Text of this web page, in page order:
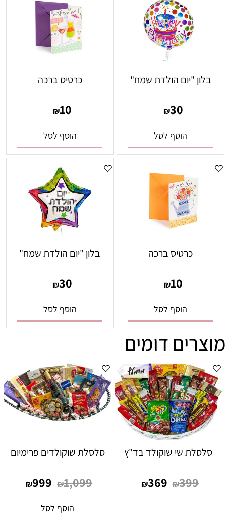
בלון "יום הולדת שמח"
₪30
הוסף לסל
כרטיס ברכה
₪10
הוסף לסל
כרטיס ברכה
₪10
הוסף לסל
בלון "יום הולדת שמח"
₪30
הוסף לסל
מוצרים דומים
סלסלת שי שוקולד בד"ץ
₪399
₪369
סלסלת שוקולדים פרימיום
₪1,099
₪999
הוסף לסל